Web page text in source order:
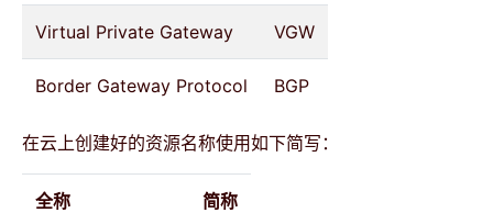
Virtual Private Gateway VGW
Border Gateway Protocol BGP
在云上创建好的资源名称使用如下简写：
全称 简称